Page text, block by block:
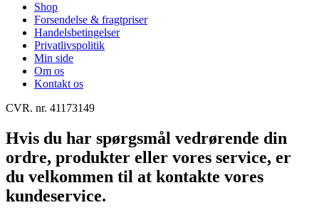
Shop
Forsendelse & fragtpriser
Handelsbetingelser
Privatlivspolitik
Min side
Om os
Kontakt os
CVR. nr. 41173149
Hvis du har spørgsmål vedrørende din
ordre, produkter eller vores service, er
du velkommen til at kontakte vores
kundeservice.